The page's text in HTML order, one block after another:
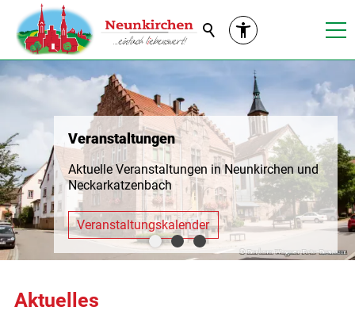
Suche
Veranstaltungen
Aktuelle Veranstaltungen in Neunkirchen und
Neckarkatzenbach
Veranstaltungskalender
Aktuelles